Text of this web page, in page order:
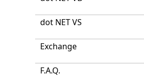
dot NET VS
Exchange
F.A.Q.